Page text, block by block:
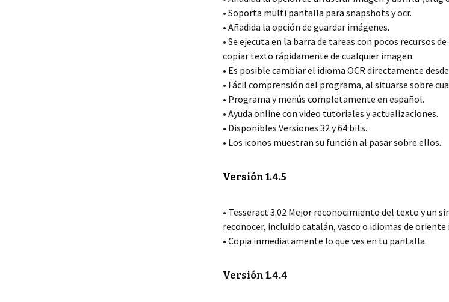
• Soporta multi pantalla para snapshots y ocr.
• Añadida la opción de guardar imágenes.
• Se ejecuta en la barra de tareas con pocos recursos
copiar texto rápidamente de cualquier imagen.
• Es posible cambiar el idioma OCR directamente
• Fácil comprensión del programa, al situarse sobre
• Programa y menús completamente en español.
• Ayuda online con video tutoriales y actualizaciones.
• Disponibles Versiones 32 y 64 bits.
• Los iconos muestran su función al pasar sobre ellos.
Versión 1.4.5
• Tesseract 3.02 Mejor reconocimiento del texto y un
reconocer, incluido catalán, vasco o idiomas de oriente
• Copia inmediatamente lo que ves en tu pantalla.
Versión 1.4.4